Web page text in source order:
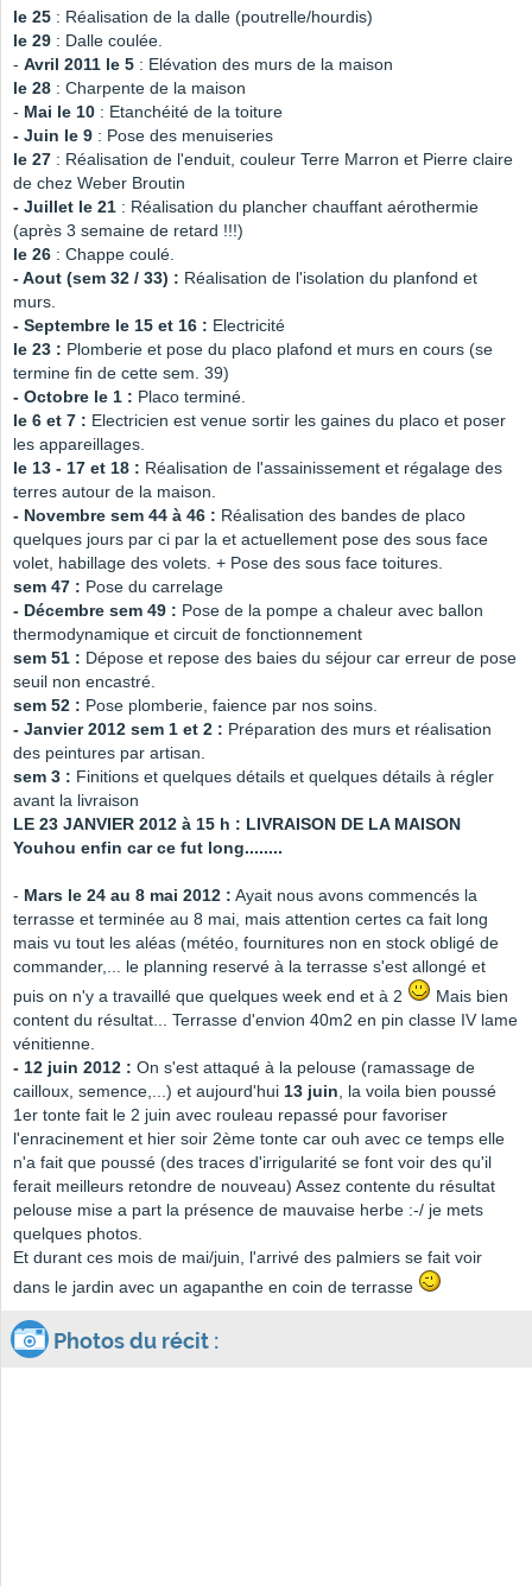
le 25 : Réalisation de la dalle (poutrelle/hourdis)
le 29 : Dalle coulée.
- Avril 2011 le 5 : Elévation des murs de la maison
le 28 : Charpente de la maison
- Mai le 10 : Etanchéité de la toiture
- Juin le 9 : Pose des menuiseries
le 27 : Réalisation de l'enduit, couleur Terre Marron et Pierre claire
de chez Weber Broutin
- Juillet le 21 : Réalisation du plancher chauffant aérothermie
(après 3 semaine de retard !!!)
le 26 : Chappe coulé.
- Aout (sem 32 / 33) : Réalisation de l'isolation du planfond et
murs.
- Septembre le 15 et 16 : Electricité
le 23 : Plomberie et pose du placo plafond et murs en cours (se
termine fin de cette sem. 39)
- Octobre le 1 : Placo terminé.
le 6 et 7 : Electricien est venue sortir les gaines du placo et poser
les appareillages.
le 13 - 17 et 18 : Réalisation de l'assainissement et régalage des
terres autour de la maison.
- Novembre sem 44 à 46 : Réalisation des bandes de placo
quelques jours par ci par la et actuellement pose des sous face
volet, habillage des volets. + Pose des sous face toitures.
sem 47 : Pose du carrelage
- Décembre sem 49 : Pose de la pompe a chaleur avec ballon
thermodynamique et circuit de fonctionnement
sem 51 : Dépose et repose des baies du séjour car erreur de pose
seuil non encastré.
sem 52 : Pose plomberie, faience par nos soins.
- Janvier 2012 sem 1 et 2 : Préparation des murs et réalisation
des peintures par artisan.
sem 3 : Finitions et quelques détails et quelques détails à régler
avant la livraison
LE 23 JANVIER 2012 à 15 h : LIVRAISON DE LA MAISON
Youhou enfin car ce fut long........
- Mars le 24 au 8 mai 2012 : Ayait nous avons commencés la
terrasse et terminée au 8 mai, mais attention certes ca fait long
mais vu tout les aléas (météo, fournitures non en stock obligé de
commander,... le planning reservé à la terrasse s'est allongé et
puis on n'y a travaillé que quelques week end et à 2
Mais bien
content du résultat... Terrasse d'envion 40m2 en pin classe IV lame
vénitienne.
- 12 juin 2012 : On s'est attaqué à la pelouse (ramassage de
cailloux, semence,...) et aujourd'hui 13 juin, la voila bien poussé
1er tonte fait le 2 juin avec rouleau repassé pour favoriser
l'enracinement et hier soir 2ème tonte car ouh avec ce temps elle
n'a fait que poussé (des traces d'irrigularité se font voir des qu'il
ferait meilleurs retondre de nouveau) Assez contente du résultat
pelouse mise a part la présence de mauvaise herbe :-/ je mets
quelques photos.
Et durant ces mois de mai/juin, l'arrivé des palmiers se fait voir
dans le jardin avec un agapanthe en coin de terrasse
Photos du récit :